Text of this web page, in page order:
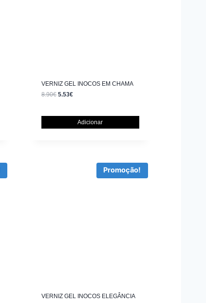
VERNIZ GEL INOCOS EM CHAMA
8.90€ 5.53€
Adicionar
Promoção!
VERNIZ GEL INOCOS ELEGÂNCIA